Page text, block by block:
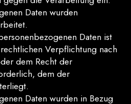
Daten wurden
Daten ist
Verpflichtung nach
dem Recht der
dem der
Daten wurden in Bezug